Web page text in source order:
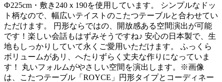
Ф225cm・敷き240ｘ190を使用しています。 シンプルなドッ
ト柄なので、幅広いテイストのこたつテーブルと合わせてい
ただけます。 円形ならではの、開放感ある空間演出が可能
です！楽しい会話もはずみそうですね♪ 安心の日本製で、生
地もしっかりしていて永くご愛用いただけます。 ふっくら
ボリュームがあリ、へたりずらく丈夫な作りになっていま
す！ 丸いフォルムがやさしい空間を演出します。※画像
は、こたつテーブル「ROYCE」円形タイプとコーディネー